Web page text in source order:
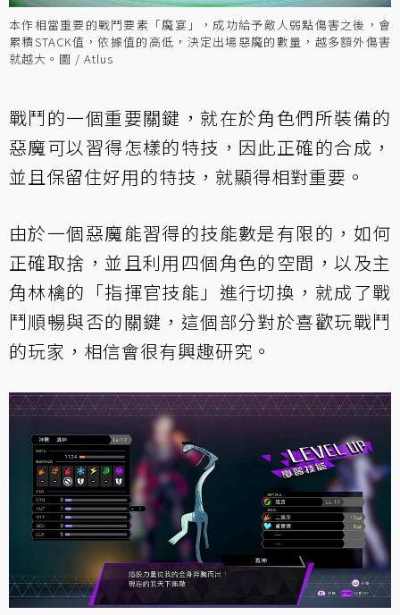
本作相當重要的戰鬥要素「魔宴」，成功給予敵人弱點傷害之後，會
累積STACK值，依據值的高低，決定出場惡魔的數量，越多額外傷害
就越大。圖 / Atlus
戰鬥的一個重要關鍵，就在於角色們所裝備的
惡魔可以習得怎樣的特技，因此正確的合成，
並且保留住好用的特技，就顯得相對重要。
由於一個惡魔能習得的技能數是有限的，如何
正確取捨，並且利用四個角色的空間，以及主
角林檎的「指揮官技能」進行切換，就成了戰
鬥順暢與否的關鍵，這個部分對於喜歡玩戰鬥
的玩家，相信會很有興趣研究。